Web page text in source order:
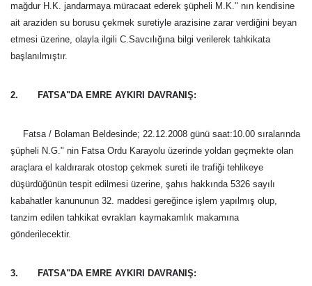
mağdur H.K. jandarmaya müracaat ederek şüpheli M.K." nın kendisine
ait araziden su borusu çekmek suretiyle arazisine zarar verdiğini beyan
etmesi üzerine, olayla ilgili C.Savcılığına bilgi verilerek tahkikata
başlanılmıştır.
2. FATSA"DA EMRE AYKIRI DAVRANIŞ:
Fatsa / Bolaman Beldesinde; 22.12.2008 günü saat:10.00 sıralarında
şüpheli N.G." nin Fatsa Ordu Karayolu üzerinde yoldan geçmekte olan
araçlara el kaldırarak otostop çekmek sureti ile trafiği tehlikeye
düşürdüğünün tespit edilmesi üzerine, şahıs hakkında 5326 sayılı
kabahatler kanununun 32. maddesi gereğince işlem yapılmış olup,
tanzim edilen tahkikat evrakları kaymakamlık makamına
gönderilecektir.
3. FATSA"DA EMRE AYKIRI DAVRANIŞ: